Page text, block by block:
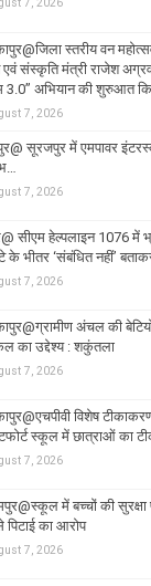
7, 2026
स्तरीय वन
एवं संस्कृति मंत्री राजेश
3.0’’ अभियान की शुरुआत
7, 2026
सूरजपुर में एमपावर
7, 2026
सीएम हेल्पलाइन 1076 में
के भीतर ‘संबंधित नहीं’
7, 2026
अंचल की
का उद्देश्य : शकुंतला
7, 2026
विशेष
स्कूल में छात्राओं का
7, 2026
में बच्चों की
पिटाई का आरोप
7, 2026